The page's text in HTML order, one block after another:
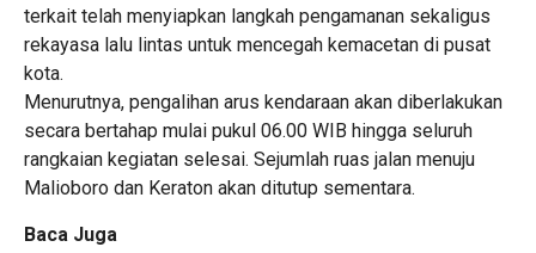
terkait telah menyiapkan langkah pengamanan sekaligus
rekayasa lalu lintas untuk mencegah kemacetan di pusat
kota.
Menurutnya, pengalihan arus kendaraan akan diberlakukan
secara bertahap mulai pukul 06.00 WIB hingga seluruh
rangkaian kegiatan selesai. Sejumlah ruas jalan menuju
Malioboro dan Keraton akan ditutup sementara.
Baca Juga